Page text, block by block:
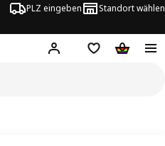
PLZ eingeben Standort wählen
Hej! Logge dich ein
Einkaufsliste